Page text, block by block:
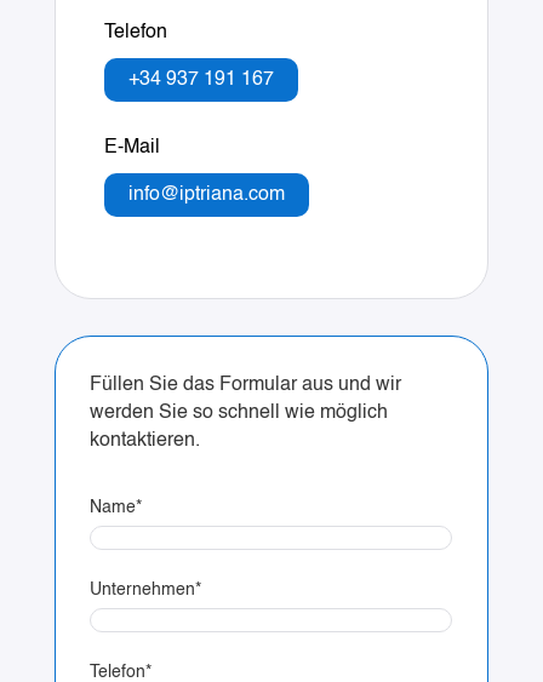
Telefon
+34 937 191 167
E-Mail
info@iptriana.com
Füllen Sie das Formular aus und wir
werden Sie so schnell wie möglich
kontaktieren.
Name*
Unternehmen*
Telefon*